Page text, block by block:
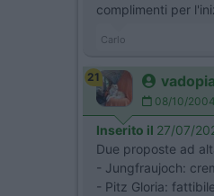
complimenti per
Carlo
21
08/10/2004
Inserito il 27/07/
Due proposte ad
- Jungfraujoch:
- Pitz Gloria: